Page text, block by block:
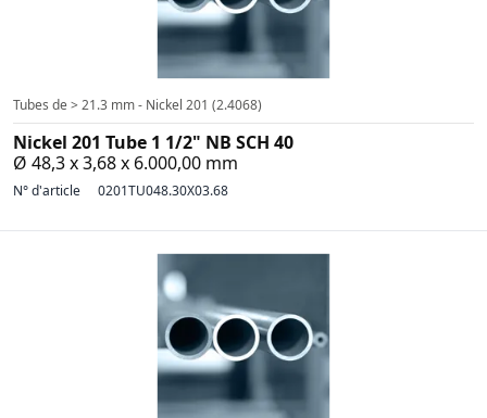
Tubes de > 21.3 mm - Nickel 201 (2.4068)
Nickel 201 Tube 1 1/2" NB SCH 40
Ø 48,3 x 3,68 x 6.000,00 mm
N° d'article 0201TU048.30X03.68